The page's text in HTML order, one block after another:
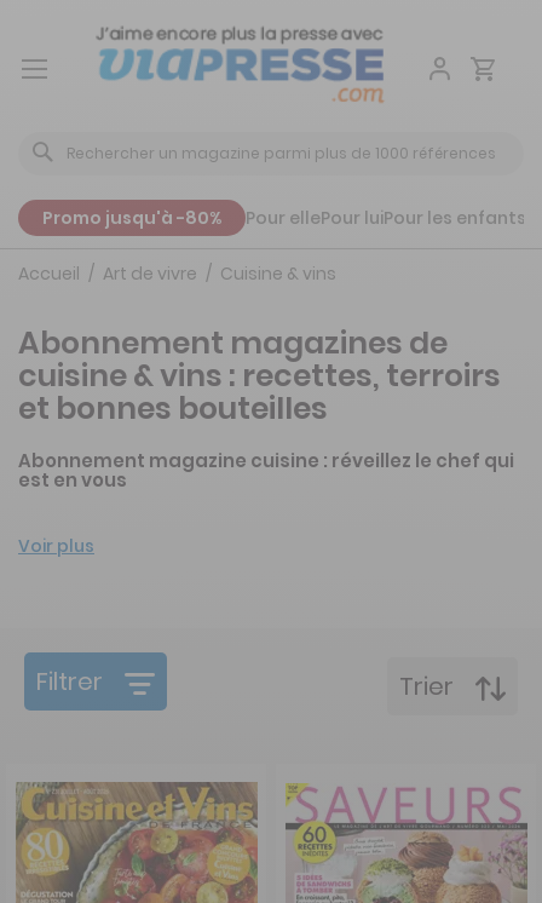
Aller
Promo jusqu'à -80% Pour ellePour luiPour les enfants
Accueil Art de vivre Cuisine & vins
Abonnement magazines de
cuisine & vins : recettes, terroirs
et bonnes bouteilles
Abonnement magazine cuisine : réveillez le chef qui
est en vous
Voir plus
Filtrer Trier